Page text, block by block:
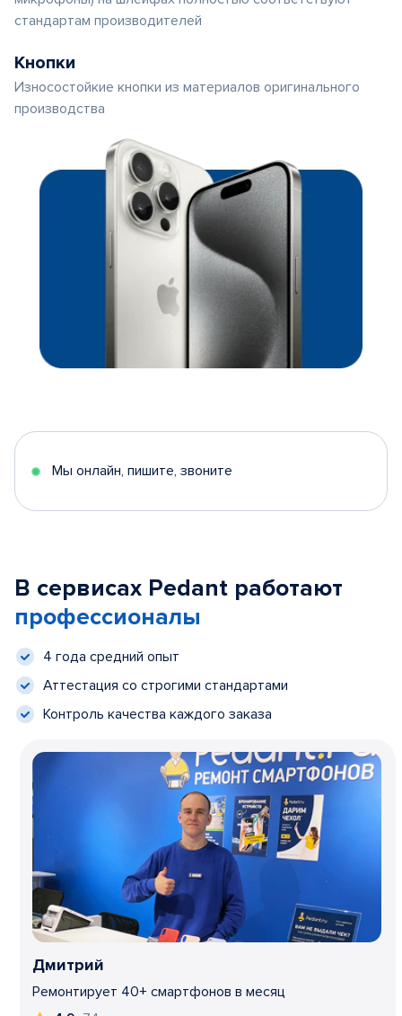
стандартам производителей
Кнопки
Износостойкие кнопки из материалов оригинального
производства
Мы онлайн, пишите, звоните
В сервисах Pedant работают
профессионалы
4 года средний опыт
Аттестация со строгими стандартами
Контроль качества каждого заказа
Дмитрий
Ремонтирует 40+ смартфонов в месяц